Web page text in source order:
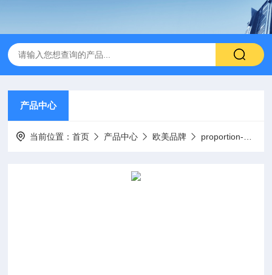
产品中心
当前位置：首页 产品中心 欧美品牌 proportion-air控制阀